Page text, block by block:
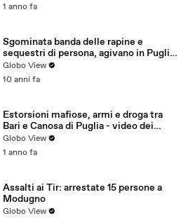
1 anno fa
Sgominata banda delle rapine e
sequestri di persona, agivano in Puglia,
Basilicata e Campania
Globo View
10 anni fa
Estorsioni mafiose, armi e droga tra
Bari e Canosa di Puglia - video dei
Carabinieri
Globo View
1 anno fa
Assalti ai Tir: arrestate 15 persone a
Modugno
Globo View